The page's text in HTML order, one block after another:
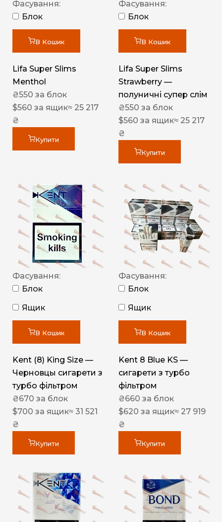
Фасування:
Блок
В Кошик
Lifa Super Slims
Menthol
₴550 за блок
$560 за ящик≈ 25 217
₴
Купити
Фасування:
Блок
В Кошик
Lifa Super Slims
Strawberry —
полуничні супер слім
₴550 за блок
$560 за ящик≈ 25 217
₴
Купити
Фасування:
Блок
Ящик
В Кошик
Kent (8) King Size —
Черновцы сигарети з
турбо фільтром
₴670 за блок
$700 за ящик≈ 31 521
₴
Купити
Фасування:
Блок
Ящик
В Кошик
Kent 8 Blue KS —
сигарети з турбо
фільтром
₴660 за блок
$620 за ящик≈ 27 919
₴
Купити